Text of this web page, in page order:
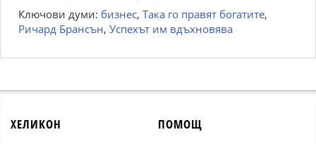
Ключови думи: бизнес, Така го правят богатите,
Ричард Брансън, Успехът им вдъхновява
ХЕЛИКОН ПОМОЩ